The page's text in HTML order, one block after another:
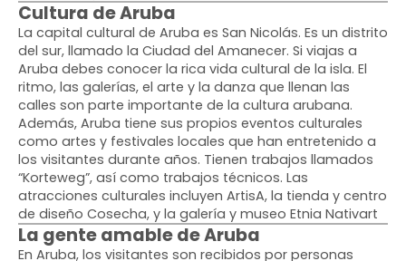
Cultura de Aruba
La capital cultural de Aruba es San Nicolás. Es un distrito
del sur, llamado la Ciudad del Amanecer. Si viajas a
Aruba debes conocer la rica vida cultural de la isla. El
ritmo, las galerías, el arte y la danza que llenan las
calles son parte importante de la cultura arubana.
Además, Aruba tiene sus propios eventos culturales
como artes y festivales locales que han entretenido a
los visitantes durante años. Tienen trabajos llamados
“Korteweg”, así como trabajos técnicos. Las
atracciones culturales incluyen ArtisA, la tienda y centro
de diseño Cosecha, y la galería y museo Etnia Nativart
La gente amable de Aruba
En Aruba, los visitantes son recibidos por personas